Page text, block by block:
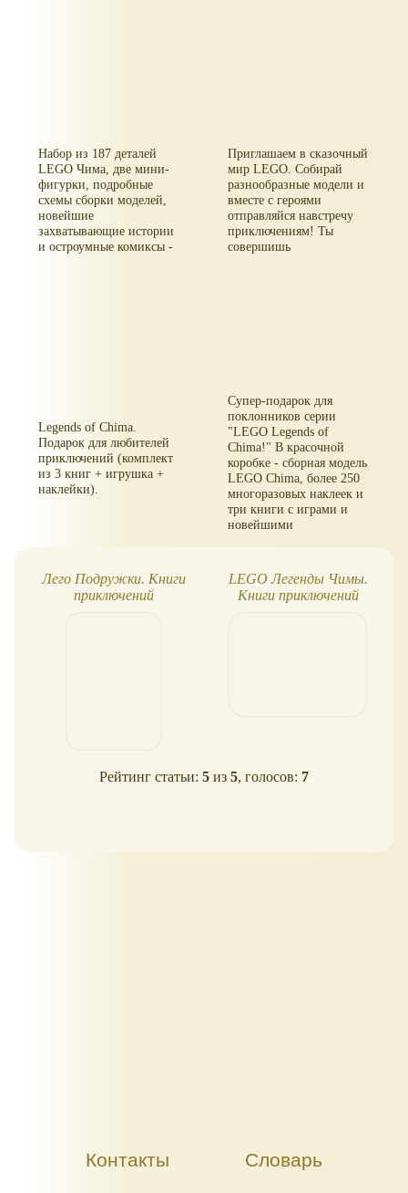
Набор из 187 деталей
LEGO Чима, две мини-
фигурки, подробные
схемы сборки моделей,
новейшие
захватывающие истории
и остроумные комиксы -
Приглашаем в сказочный
мир LEGO. Собирай
разнообразные модели и
вместе с героями
отправляйся навстречу
приключениям! Ты
совершишь
Legends of Chima.
Подарок для любителей
приключений (комплект
из 3 книг + игрушка +
наклейки).
Супер-подарок для
поклонников серии
"LEGO Legends of
Chima!" В красочной
коробке - сборная модель
LEGO Chima, более 250
многоразовых наклеек и
три книги с играми и
новейшими
Лего Подружки. Книги
приключений
LEGO Легенды Чимы.
Книги приключений
Рейтинг статьи: 5 из 5, голосов: 7
Контакты Словарь